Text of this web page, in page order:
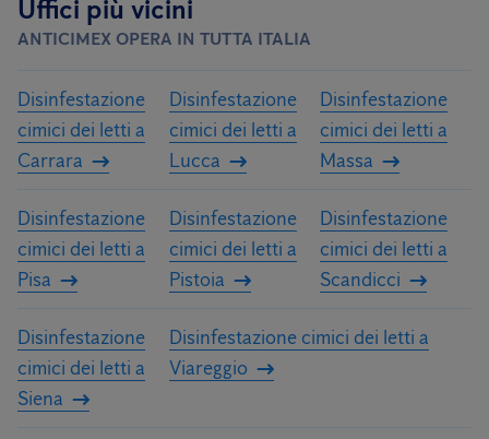
Uffici più vicini
ANTICIMEX OPERA IN TUTTA ITALIA
Disinfestazione
cimici dei letti a
Carrara
Disinfestazione
cimici dei letti a
Lucca
Disinfestazione
cimici dei letti a
Massa
Disinfestazione
cimici dei letti a
Pisa
Disinfestazione
cimici dei letti a
Pistoia
Disinfestazione
cimici dei letti a
Scandicci
Disinfestazione
cimici dei letti a
Siena
Disinfestazione cimici dei letti a
Viareggio